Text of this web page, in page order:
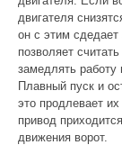
двигателя
он с этим сдедает
позволяет
замедлять работу
Плавный пуск и
это продлевает
привод
движения ворот.